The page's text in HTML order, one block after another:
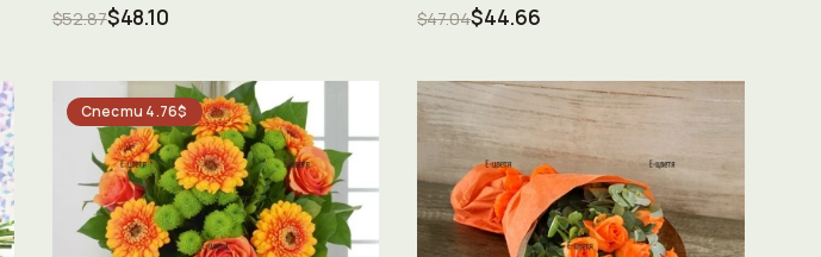
$52.87$48.10 $47.04$44.66
Спести 4.76$